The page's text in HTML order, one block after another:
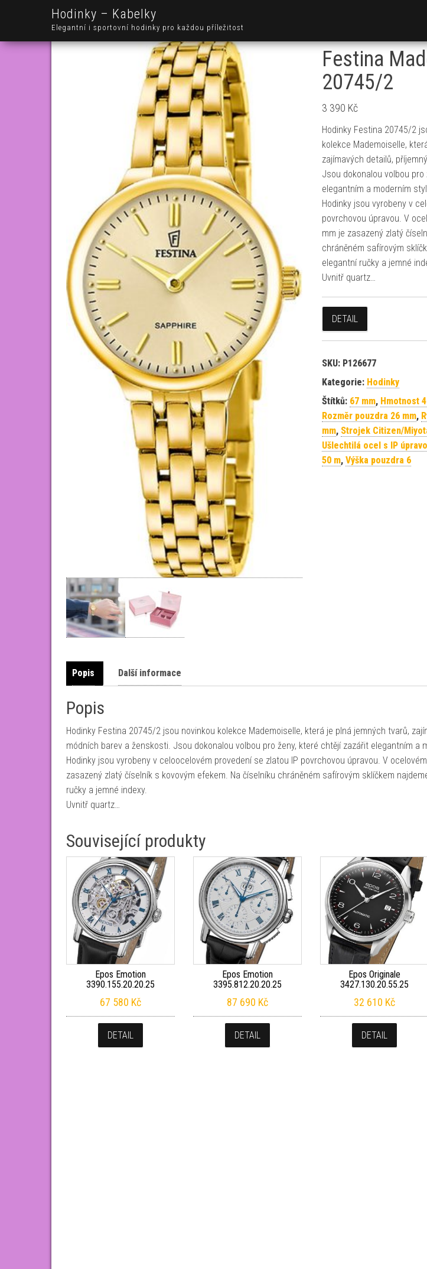
Hodinky – Kabelky
Elegantní i sportovní hodinky pro každou příležitost
Festina
20745/2
3 390 Kč
Hodinky Festina 20745/2
kolekce Mademoiselle,
zajímavých detailů,
Jsou dokonalou volbou
elegantním a moderním
Hodinky jsou vyrobeny v
povrchovou úpravou. V
mm je zasazený zlatý
chráněném safírovým
elegantní ručky a jemné
Uvnitř quartz…
DETAIL
SKU: P126677
Kategorie: Hodinky
Štítků: 67 mm, Hmotnost
Rozměr pouzdra 26 mm,
mm, Strojek Citizen/
Ušlechtilá ocel s IP
50 m, Výška pouzdra 6
Popis Další informace
Popis
Hodinky Festina 20745/2 jsou novinkou kolekce Mademoiselle, která je plná jemných tvarů,
módních barev a ženskosti. Jsou dokonalou volbou pro ženy, které chtějí zazářit elegantním a
Hodinky jsou vyrobeny v celoocelovém provedení se zlatou IP povrchovou úpravou. V
zasazený zlatý číselník s kovovým efekem. Na číselníku chráněném safírovým sklíčkem
ručky a jemné indexy.
Uvnitř quartz…
Související produkty
Epos Emotion
3390.155.20.20.25
67 580 Kč
DETAIL
Epos Emotion
3395.812.20.20.25
87 690 Kč
DETAIL
Epos Originale
3427.130.20.55.25
32 610 Kč
DETAIL